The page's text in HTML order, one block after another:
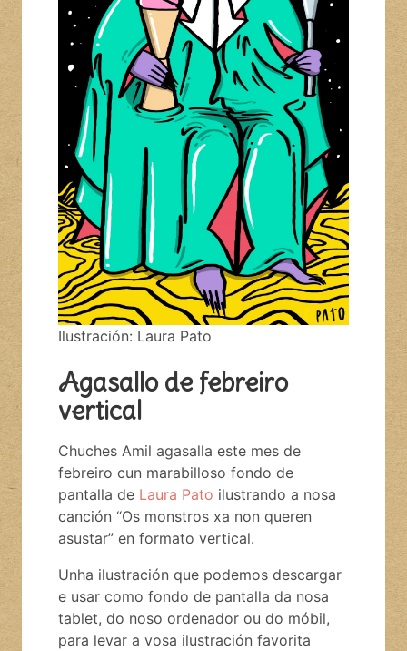
Ilustración: Laura Pato
Agasallo de febreiro
vertical
Chuches Amil agasalla este mes de
febreiro cun marabilloso fondo de
pantalla de Laura Pato ilustrando a nosa
canción “Os monstros xa non queren
asustar” en formato vertical.
Unha ilustración que podemos descargar
e usar como fondo de pantalla da nosa
tablet, do noso ordenador ou do móbil,
para levar a vosa ilustración favorita